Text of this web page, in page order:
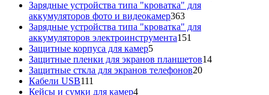
Зарядные устройства типа "кроватка" для
аккумуляторов фото и видеокамер363363
товара
Зарядные устройства типа "кроватка" для
аккумуляторов электроинструмента151
Защитные корпуса для камер55
товаров
Защитные пленки для экранов планшетов1414
Защитные сткла для экранов телефонов2020
Кабели USB111
товаров
Кейсы и сумки для камер44